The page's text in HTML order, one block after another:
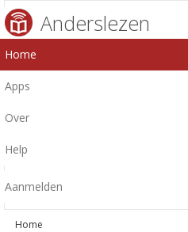
Anderslezen
Home
Apps
Over
Help
Aanmelden
Home